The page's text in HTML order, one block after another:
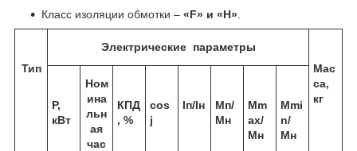
Класс изоляции обмотки – «F» и «H»
Тип
Электрические параметры
Мас
са,
кг
Р,
кВт
Ном
ина
льн
ая
час
КПД
, %
cos
j
Iп/Iн
Мп/
Мн
Мm
ax/
Мн
Мmi
n/
Мн